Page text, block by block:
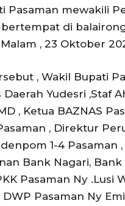
Pasaman mewakili
di
, 23 Oktober
, Wakil Bupati
Yudesri ,Staf
, Ketua BAZNAS
, Direktur
1-4 Pasaman
Bank Nagari,
Pasaman Ny .Lusi
DWP Pasaman Ny